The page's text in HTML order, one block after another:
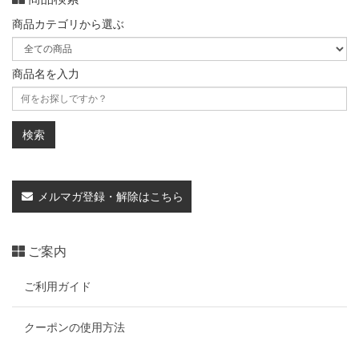
商品カテゴリから選ぶ
商品名を入力
メルマガ登録・解除はこちら
ご案内
ご利用ガイド
クーポンの使用方法